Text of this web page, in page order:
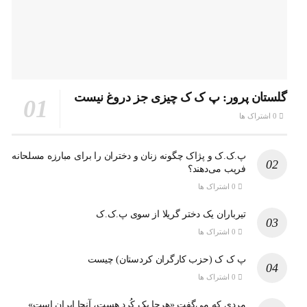
گلستان پرور: پ ک ک چیزی جز دروغ نیست
پ.ک.ک و پژاک چگونه زنان و دختران را برای مبارزه مسلحانه
فریب می‌دهند؟
تیرباران یک دختر گریلا از سوی پ.ک.ک
پ ک ک (حزب کارگران کردستان) چیست
مردی که می‌گفت «هرجا یک کُرد هست، آنجا ایران است»